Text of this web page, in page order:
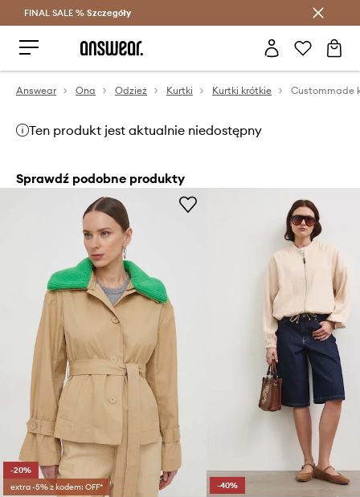
Oszczędzaj z Answear Club >
FINAL SALE % Szczegóły
Answear Ona Odzież Kurtki Kurtki krótkie Custommade
Ten produkt jest aktualnie niedostępny
Sprawdź podobne produkty
-20%
extra -5% z kodem: OFF*
-40%